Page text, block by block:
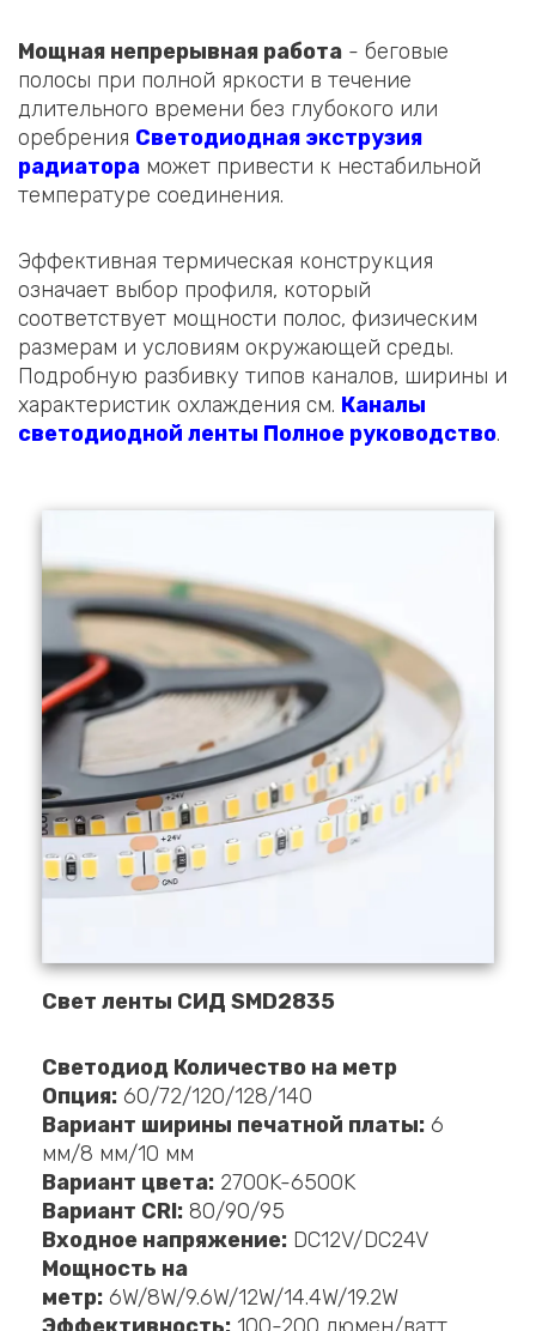
Мощная непрерывная работа - беговые
полосы при полной яркости в течение
длительного времени без глубокого или
оребрения Светодиодная экструзия
радиатора может привести к нестабильной
температуре соединения.
Эффективная термическая конструкция
означает выбор профиля, который
соответствует мощности полос, физическим
размерам и условиям окружающей среды.
Подробную разбивку типов каналов, ширины и
характеристик охлаждения см. Каналы
светодиодной ленты Полное руководство.
Свет ленты СИД SMD2835
Светодиод Количество на метр
Опция: 60/72/120/128/140
Вариант ширины печатной платы: 6
мм/8 мм/10 мм
Вариант цвета: 2700K-6500K
Вариант CRI: 80/90/95
Входное напряжение: DC12V/DC24V
Мощность на
метр: 6W/8W/9.6W/12W/14.4W/19.2W